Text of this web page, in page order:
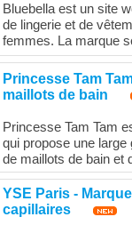
Bluebella est un site
de lingerie et de
femmes. La marque
Princesse Tam
maillots de bain
Princesse Tam Tam
qui propose une large
de maillots de bain et
YSE Paris -
capillaires